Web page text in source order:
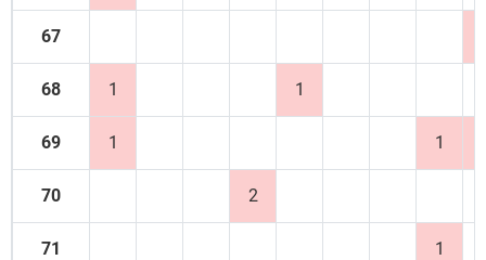
67
68 1 1
69 1 1
70 2
71 1